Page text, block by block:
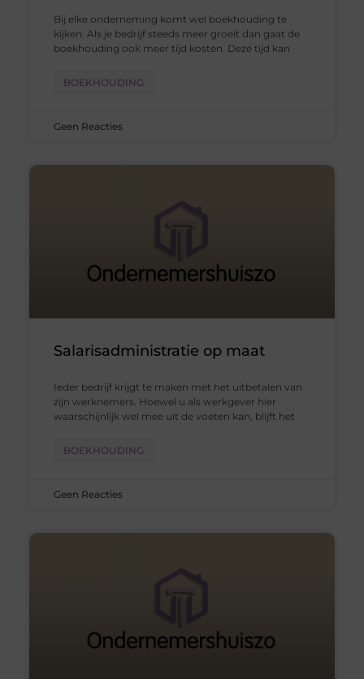
Bij elke onderneming komt wel boekhouding te
kijken. Als je bedrijf steeds meer groeit dan gaat de
boekhouding ook meer tijd kosten. Deze tijd kan
BOEKHOUDING
Geen Reacties
Salarisadministratie op maat
Ieder bedrijf krijgt te maken met het uitbetalen van
zijn werknemers. Hoewel u als werkgever hier
waarschijnlijk wel mee uit de voeten kan, blijft het
BOEKHOUDING
Geen Reacties